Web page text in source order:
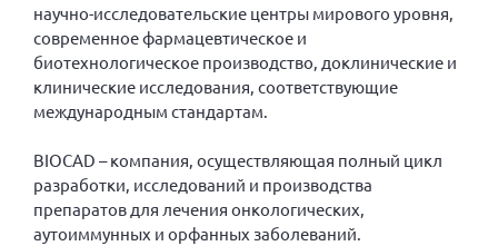
Вице-президент Зрячева Н.В.
Вице-президент Шишлянников Ф.В.
Информационная служба
Отдел международных отношений
Вице-президент Черненко Д.Е.
Вице-президент Валюх М.В.
Вице-президент Чернова А.В.
научно-исследовательские центры мирового уровня,
современное фармацевтическое и
биотехнологическое производство, доклинические и
клинические исследования, соответствующие
международным стандартам.
BIOCAD – компания, осуществляющая полный цикл
разработки, исследований и производства
препаратов для лечения онкологических,
аутоиммунных и орфанных заболеваний.